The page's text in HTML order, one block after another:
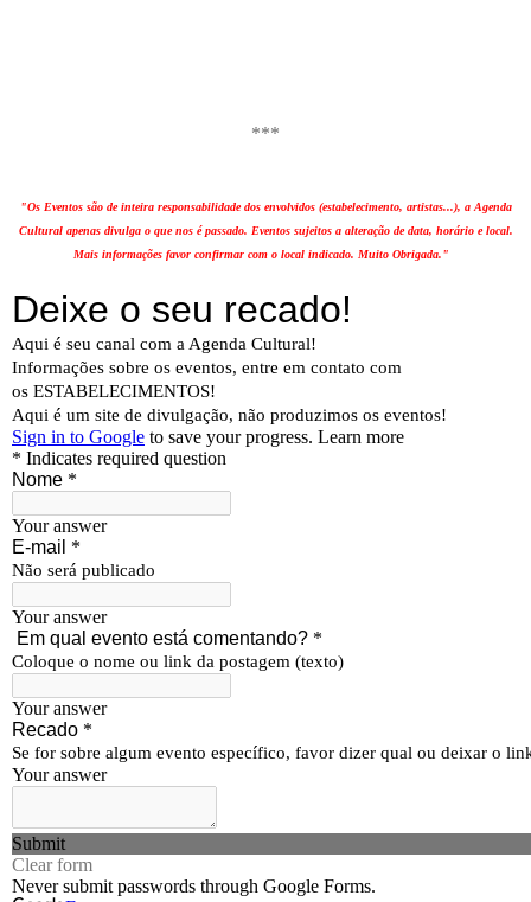
***
"Os Eventos são de inteira responsabilidade dos envolvidos (estabelecimento, artistas...), a Agenda
Cultural apenas divulga o que nos é passado. Eventos sujeitos a alteração de data, horário e local.
Mais informações favor confirmar com o local indicado. Muito Obrigada."